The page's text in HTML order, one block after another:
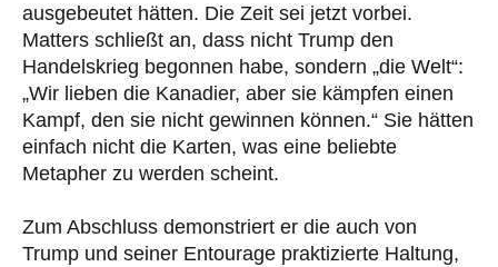
ausgebeutet hätten. Die Zeit sei jetzt vorbei.
Matters schließt an, dass nicht Trump den
Handelskrieg begonnen habe, sondern „die Welt“:
„Wir lieben die Kanadier, aber sie kämpfen einen
Kampf, den sie nicht gewinnen können.“ Sie hätten
einfach nicht die Karten, was eine beliebte
Metapher zu werden scheint.
Zum Abschluss demonstriert er die auch von
Trump und seiner Entourage praktizierte Haltung,